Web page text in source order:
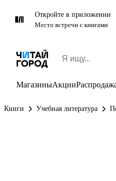
Откройте в приложении
Место встречи с книгами
МагазиныАкции
Книги Учебная литература